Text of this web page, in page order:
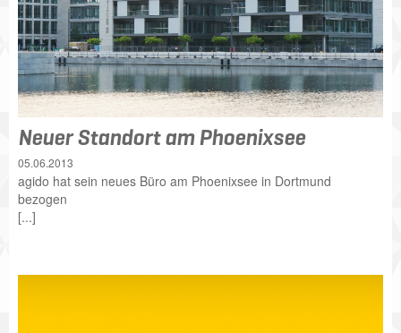
Neuer Standort am Phoenixsee
05.06.2013
agido hat sein neues Büro am Phoenixsee in Dortmund
bezogen
[...]